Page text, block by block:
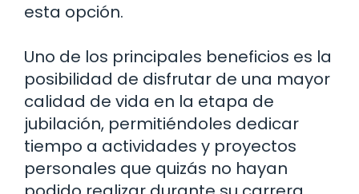
esta opción.
Uno de los principales beneficios es la
posibilidad de disfrutar de una mayor
calidad de vida en la etapa de
jubilación, permitiéndoles dedicar
tiempo a actividades y proyectos
personales que quizás no hayan